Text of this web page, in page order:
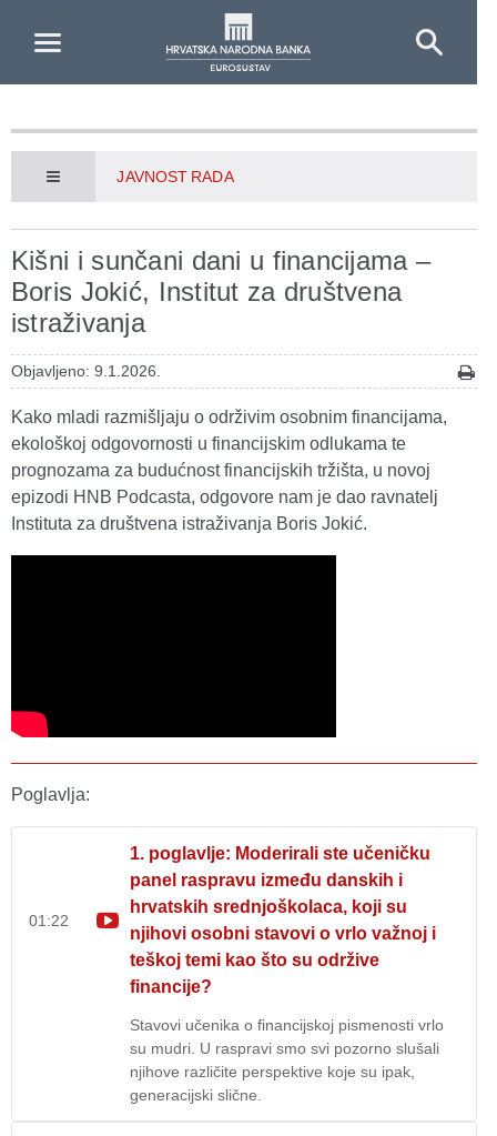
JAVNOST RADA
Kišni i sunčani dani u financijama –
Boris Jokić, Institut za društvena
istraživanja
Objavljeno: 9.1.2026.
Kako mladi razmišljaju o održivim osobnim financijama,
ekološkoj odgovornosti u financijskim odlukama te
prognozama za budućnost financijskih tržišta, u novoj
epizodi HNB Podcasta, odgovore nam je dao ravnatelj
Instituta za društvena istraživanja Boris Jokić.
Poglavlja:
01:22
1. poglavlje: Moderirali ste učeničku
panel raspravu između danskih i
hrvatskih srednjoškolaca, koji su
njihovi osobni stavovi o vrlo važnoj i
teškoj temi kao što su održive
financije?
Stavovi učenika o financijskoj pismenosti vrlo
su mudri. U raspravi smo svi pozorno slušali
njihove različite perspektive koje su ipak,
generacijski slične.